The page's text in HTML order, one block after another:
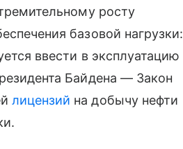
росту
базовой нагрузки:
ввести в эксплуатацию
Байдена — Закон
лицензий на добычу нефти